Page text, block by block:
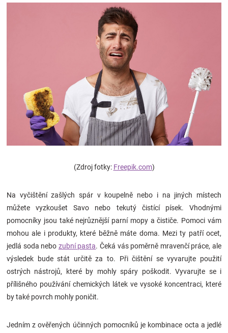
Těhotenské
Novinky
Značky
Blog
Hračkářství
Přihlášení
(Zdroj fotky: Freepik.com)
Na vyčištění zašlých spár v koupelně nebo i na jiných místech
můžete vyzkoušet Savo nebo tekutý čistící písek. Vhodnými
pomocníky jsou také nejrůznější parní mopy a čističe. Pomoci vám
mohou ale i produkty, které běžně máte doma. Mezi ty patří ocet,
jedlá soda nebo zubní pasta. Čeká vás poměrně mravenčí práce, ale
výsledek bude stát určitě za to. Při čištění se vyvarujte použití
ostrých nástrojů, které by mohly spáry poškodit. Vyvarujte se i
přílišného používání chemických látek ve vysoké koncentraci, které
by také povrch mohly poničit.
Jedním z ověřených účinných pomocníků je kombinace octa a jedlé